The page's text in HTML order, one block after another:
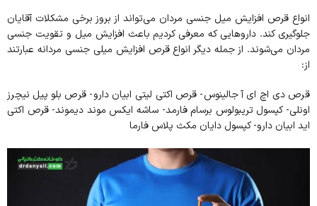
انواع قرص افزایش میل جنسی مردان می‌تواند از بروز برخی مشکلات آقایان
جلوگیری کند. داروهایی که معرفی کردیم باعث افزایش میل و تقویت جنسی
مردان می‌شوند. از جمله دیگر انواع قرص افزایش میلی جنسی مردانه عبارتند
از:
قرص دی اچ ای آ جالینوس- قرص اکتی لیتی ابیان دارو- قرص بلو پیل نیچرز
اونلی- کپسول تریبولوس برسام فارمد- ساشه ایکس موند دیموند- قرص اکتی
اید ابیان دارو- کپسول دایان مکث پلاس فارما